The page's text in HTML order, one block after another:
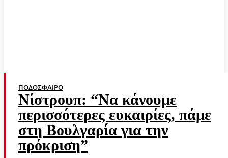
ΠΟΔΌΣΦΑΙΡΟ
Νίστρουπ: “Να κάνουμε
περισσότερες ευκαιρίες, πάμε
στη Βουλγαρία για την
πρόκριση”